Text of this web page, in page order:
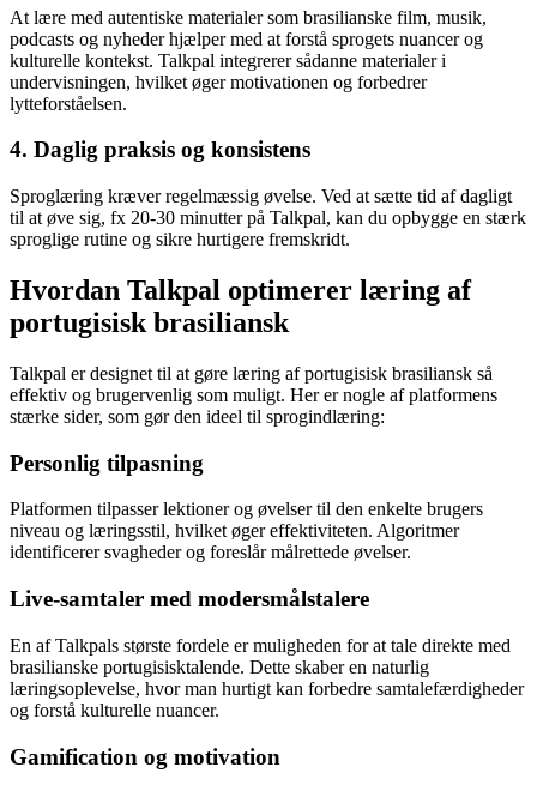
At lære med autentiske materialer som brasilianske film, musik,
podcasts og nyheder hjælper med at forstå sprogets nuancer og
kulturelle kontekst. Talkpal integrerer sådanne materialer i
undervisningen, hvilket øger motivationen og forbedrer
lytteforståelsen.
4. Daglig praksis og konsistens
Sproglæring kræver regelmæssig øvelse. Ved at sætte tid af dagligt
til at øve sig, fx 20-30 minutter på Talkpal, kan du opbygge en stærk
sproglige rutine og sikre hurtigere fremskridt.
Hvordan Talkpal optimerer læring af
portugisisk brasiliansk
Talkpal er designet til at gøre læring af portugisisk brasiliansk så
effektiv og brugervenlig som muligt. Her er nogle af platformens
stærke sider, som gør den ideel til sprogindlæring:
Personlig tilpasning
Platformen tilpasser lektioner og øvelser til den enkelte brugers
niveau og læringsstil, hvilket øger effektiviteten. Algoritmer
identificerer svagheder og foreslår målrettede øvelser.
Live-samtaler med modersmålstalere
En af Talkpals største fordele er muligheden for at tale direkte med
brasilianske portugisisktalende. Dette skaber en naturlig
læringsoplevelse, hvor man hurtigt kan forbedre samtalefærdigheder
og forstå kulturelle nuancer.
Gamification og motivation